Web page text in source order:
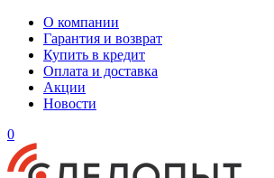
О компании
Гарантия и возврат
Купить в кредит
Оплата и доставка
Акции
Новости
0